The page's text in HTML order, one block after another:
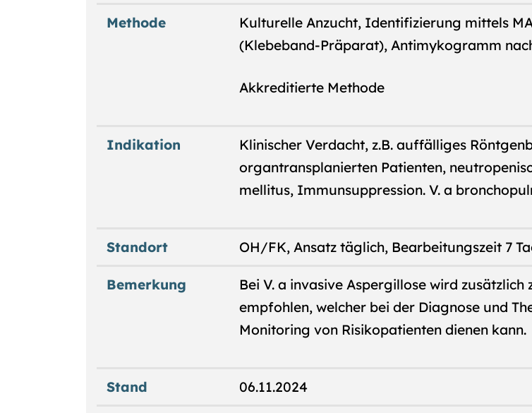
Methode
Kulturelle Anzucht, Identifizierung mittels
(Klebeband-Präparat), Antimykogramm
Akkreditierte Methode
Indikation
Klinischer Verdacht, z.B. auffälliges
organtransplanierten Patienten,
mellitus, Immunsuppression. V. a
Standort OH/FK, Ansatz täglich, Bearbeitungszeit 7
Bemerkung
Bei V. a invasive Aspergillose wird
empfohlen, welcher bei der Diagnose und
Monitoring von Risikopatienten dienen kann.
Stand 06.11.2024